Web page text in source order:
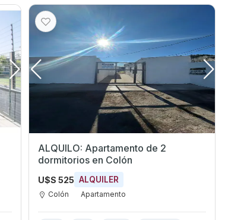
ALQUILO: Apartamento de 2
dormitorios en Colón
U$S 525 ALQUILER
Colón Apartamento